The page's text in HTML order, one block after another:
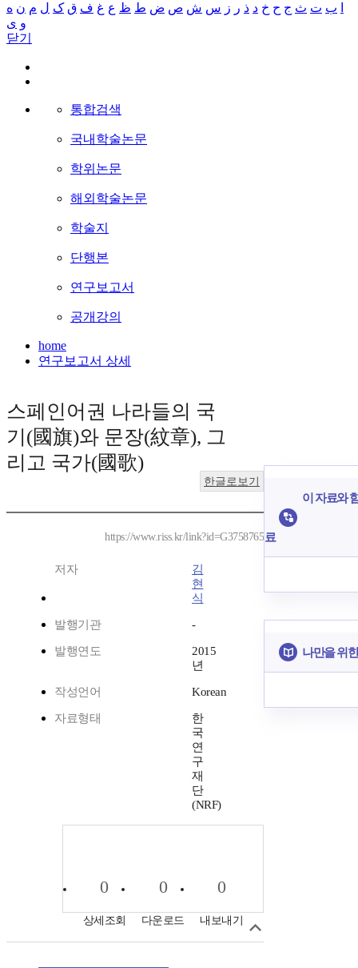
ب ت ث ج ح خ د ذ ر ز س ش ص ض ط ظ ع غ ف ق ک ل م ن ه
و ی
닫기
통합검색
국내학술논문
학위논문
해외학술논문
학술지
단행본
연구보고서
공개강의
home
연구보고서 상세
스페인어권 나라들의 국
기(國旗)와 문장(紋章), 그
리고 국가(國歌)
한글로보기
https://www.riss.kr/link?id=G3758765
저자
김
현
식
발행기관 -
발행연도
2015
년
작성언어 Korean
자료형태
한
국
연
구
재
단
(NRF)
0
상세조회
0
다운로드
0
내보내기
이 자료와
료
나만을 위